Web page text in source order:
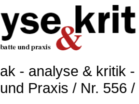
ak - analyse & kritik
und Praxis / Nr. 556